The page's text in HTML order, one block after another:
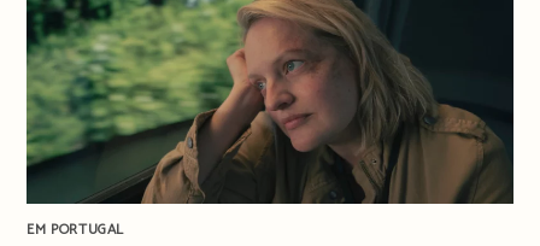
EM PORTUGAL